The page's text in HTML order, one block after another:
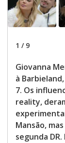
1 / 9
Giovanna
à
7. Os
reality,
Mansão,
segunda